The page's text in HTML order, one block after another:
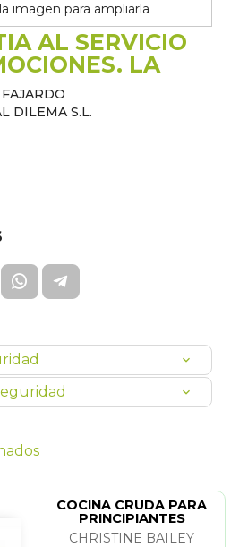
imagen para ampliarla
AL SERVICIO
LA
DILEMA S.L.
COCINA CRUDA PARA
PRINCIPIANTES
CHRISTINE BAILEY